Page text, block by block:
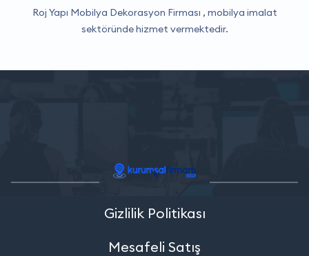
Roj Yapı Mobilya Dekorasyon Firması , mobilya imalat
sektöründe hizmet vermektedir.
Gizlilik Politikası
Mesafeli Satış